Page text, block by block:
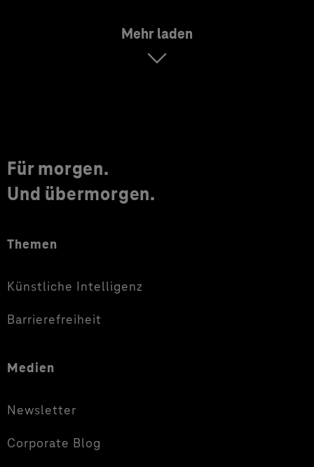
Mehr laden
Für morgen.
Und übermorgen.
Themen
Künstliche Intelligenz
Barrierefreiheit
Medien
Newsletter
Corporate Blog